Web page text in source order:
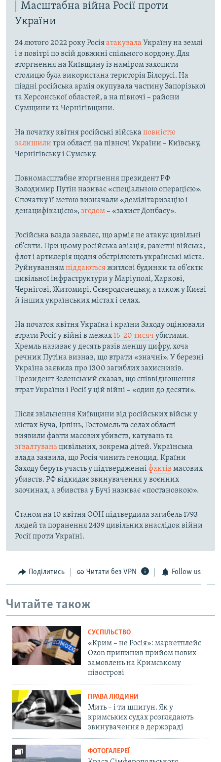
Масштабна війна Росії проти
України
24 лютого 2022 року Росіяатакувала Україну на землі
і в повітрі по всій довжині спільного кордону. Для
вторгнення на Київщину із наміром захопити
столицю була використана територія Білорусі. На
півдні російська армія окупувала частину Запорізької
та Херсонської областей, а на півночі – райони
Сумщини та Чернігівщини.
На початку квітня російські війська повністю
залишили три області на півночі України – Київську,
Чернігівську і Сумську.
Повномасштабне вторгнення президент РФ
Володимир Путін називає «спеціальною операцією».
Спочатку її метою визначали «демілітаризацію і
денацифікацією», згодом– «захист Донбасу».
Російська влада заявляє, що армія не атакує цивільні
об’єкти. При цьому російська авіація, ракетні війська,
флот і артилерія щодня обстрілюють українські міста.
Руйнуваннямпіддаютьсяжитлові будинки та об’єкти
цивільної інфраструктури у Маріуполі, Харкові,
Чернігові, Житомирі, Сєвєродонецьку, а також у Києві
й інших українських містах і селах.
На початок квітня Україна і країни Заходу оцінювали
втрати Росії у війні в межах 15-20 тисяч убитими.
Кремль називає у десять разів меншу цифру, хоча
речник Путіна визнав, що втрати «значні». У березні
Україна заявила про 1300 загиблих захисників.
Президент Зеленський сказав, що співвідношення
втрат України і Росії у цій війні – «один до десяти».
Після звільнення Київщини від російських військ у
містах Буча, Ірпінь, Гостомель та селах області
виявили факти масових убивств, катувань та
зґвалтуваньцивільних, зокрема дітей. Українська
влада заявила, що Росія чинить геноцид. Країни
Заходу беруть участь у підтвердженні фактів масових
убивств. РФ відкидає звинувачення у воєнних
злочинах, а вбивства у Бучі називає «постановкою».
Станом на 10 квітня ООН підтвердила загибель 1793
людей та поранення 2439 цивільних внаслідок війни
Росії проти Україні.
Поділитись Читати без VPN Follow us
Читайте також
СУСПІЛЬСТВО
«Крим – не Росія»: маркетплейс
Ozon припинив прийом нових
замовлень на Кримському
півострові
ПРАВА ЛЮДИНИ
Мить – і ти шпигун. Як у
кримських судах розглядають
звинувачення в держзраді
ФОТОГАЛЕРЕЇ